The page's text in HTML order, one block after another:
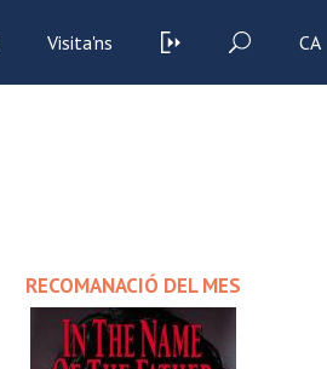
Visita'ns CA
RECOMANACIÓ DEL MES